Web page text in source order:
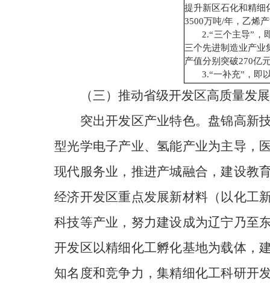
提升新区石化和精细
3500万吨/年，乙烯
2.“三个主导”，
三个先进制造业产业
产值分别突破270亿
3.“一补充”，即
（三） 推动省级开发区高质量发展
突出开发区产业特色。盘锦高新
型光学电子产业、氢能产业为主导，
现代服务业，推进产城融合，建设教
经济开发区重点发展新材料（以化工
科技等产业，努力建设成为辽宁乃至
开发区以精细化工孵化基地为载体，
知名度和竞争力，集精细化工科研开